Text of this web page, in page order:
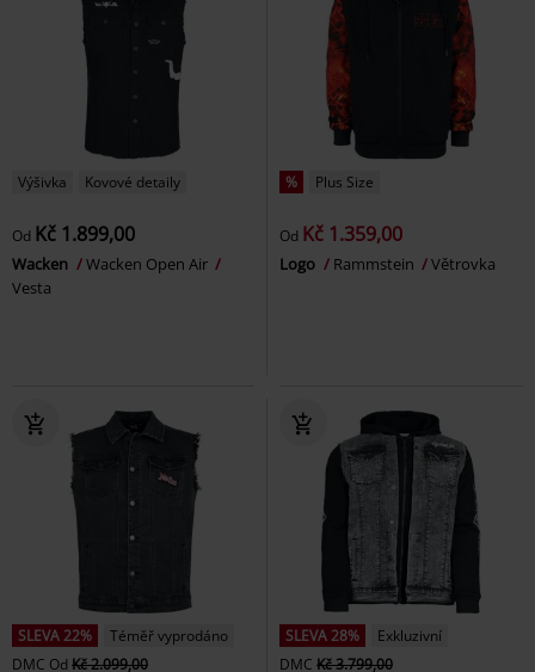
Výšivka Kovové detaily
Od Kč 1.899,00
Wacken
Wacken Open Air
Vesta
% Plus Size
Od Kč 1.359,00
Logo Rammstein Větrovka
SLEVA 22%
Téměř vyprodáno
DMC Od Kč 2.099,00
SLEVA 28%
Exkluzivní
DMC Kč 3.799,00